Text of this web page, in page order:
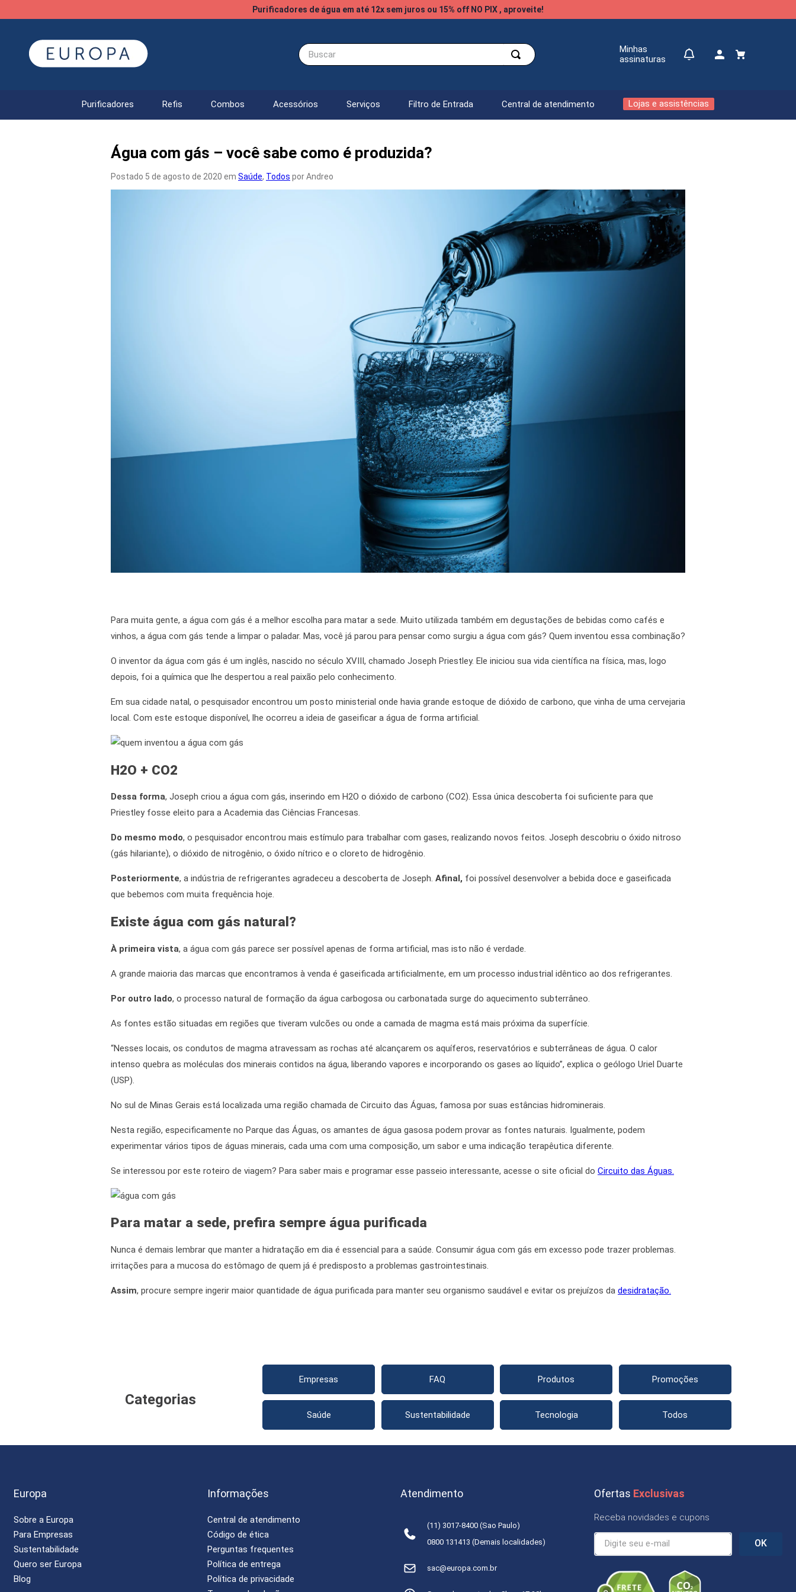
Purificadores de água em até 12x sem juros ou 15% off NO PIX , aproveite!
Buscar
Minhas
assinaturas
Purificadores Refis Combos Acessórios Serviços Filtro de Entrada Central de atendimento Lojas e assistências
Água com gás – você sabe como é produzida?
Postado 5 de agosto de 2020 em Saúde, Todos por Andreo
Para muita gente, a água com gás é a melhor escolha para matar a sede. Muito utilizada também em degustações de bebidas como cafés e
vinhos, a água com gás tende a limpar o paladar. Mas, você já parou para pensar como surgiu a água com gás? Quem inventou essa combinação?
O inventor da água com gás é um inglês, nascido no século XVIII, chamado Joseph Priestley. Ele iniciou sua vida científica na física, mas, logo
depois, foi a química que lhe despertou a real paixão pelo conhecimento.
Em sua cidade natal, o pesquisador encontrou um posto ministerial onde havia grande estoque de dióxido de carbono, que vinha de uma cervejaria
local. Com este estoque disponível, lhe ocorreu a ideia de gaseificar a água de forma artificial.
H2O + CO2
Dessa forma, Joseph criou a água com gás, inserindo em H2O o dióxido de carbono (CO2). Essa única descoberta foi suficiente para que
Priestley fosse eleito para a Academia das Ciências Francesas.
Do mesmo modo, o pesquisador encontrou mais estímulo para trabalhar com gases, realizando novos feitos. Joseph descobriu o óxido nitroso
(gás hilariante), o dióxido de nitrogênio, o óxido nítrico e o cloreto de hidrogênio.
Posteriormente, a indústria de refrigerantes agradeceu a descoberta de Joseph. Afinal, foi possível desenvolver a bebida doce e gaseificada
que bebemos com muita frequência hoje.
Existe água com gás natural?
À primeira vista, a água com gás parece ser possível apenas de forma artificial, mas isto não é verdade.
A grande maioria das marcas que encontramos à venda é gaseificada artificialmente, em um processo industrial idêntico ao dos refrigerantes.
Por outro lado, o processo natural de formação da água carbogosa ou carbonatada surge do aquecimento subterrâneo.
As fontes estão situadas em regiões que tiveram vulcões ou onde a camada de magma está mais próxima da superfície.
“Nesses locais, os condutos de magma atravessam as rochas até alcançarem os aquíferos, reservatórios e subterrâneas de água. O calor
intenso quebra as moléculas dos minerais contidos na água, liberando vapores e incorporando os gases ao líquido”, explica o geólogo Uriel Duarte
(USP).
No sul de Minas Gerais está localizada uma região chamada de Circuito das Águas, famosa por suas estâncias hidrominerais.
Nesta região, especificamente no Parque das Águas, os amantes de água gasosa podem provar as fontes naturais. Igualmente, podem
experimentar vários tipos de águas minerais, cada uma com uma composição, um sabor e uma indicação terapêutica diferente.
Se interessou por este roteiro de viagem? Para saber mais e programar esse passeio interessante, acesse o site oficial do Circuito das Águas.
Para matar a sede, prefira sempre água purificada
Nunca é demais lembrar que manter a hidratação em dia é essencial para a saúde. Consumir água com gás em excesso pode trazer problemas.
irritações para a mucosa do estômago de quem já é predisposto a problemas gastrointestinais.
Assim, procure sempre ingerir maior quantidade de água purificada para manter seu organismo saudável e evitar os prejuízos da desidratação.
Categorias
Empresas FAQ Produtos Promoções
Saúde Sustentabilidade Tecnologia Todos
Europa
Sobre a Europa
Para Empresas
Sustentabilidade
Quero ser Europa
Blog
Informações
Central de atendimento
Código de ética
Perguntas frequentes
Política de entrega
Política de privacidade
Atendimento
(11) 3017-8400 (Sao Paulo)
0800 131413 (Demais localidades)
sac@europa.com.br
Ofertas Exclusivas
Receba novidades e cupons
OK